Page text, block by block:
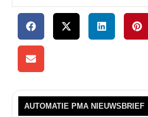
AUTOMATIE PMA NIEUWSBRIEF